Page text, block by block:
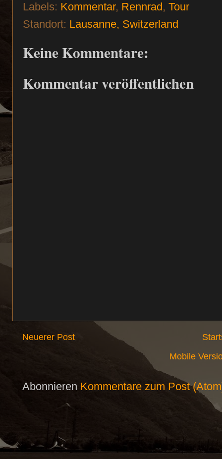
Labels: Kommentar, Rennrad, Tour
Standort: Lausanne, Switzerland
Keine Kommentare:
Kommentar veröffentlichen
Neuerer Post
Mobile
Abonnieren Kommentare zum Post